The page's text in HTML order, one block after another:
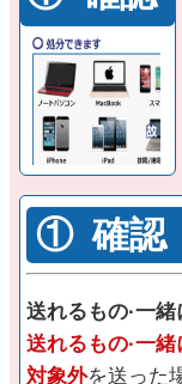
① 確認
送れるもの·一
送れるもの·一
対象外を送った